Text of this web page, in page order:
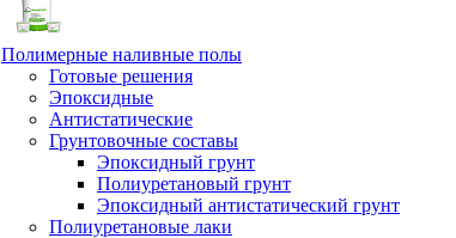
Полимерные наливные полы
Готовые решения
Эпоксидные
Антистатические
Грунтовочные составы
Эпоксидный грунт
Полиуретановый грунт
Эпоксидный антистатический грунт
Полиуретановые лаки